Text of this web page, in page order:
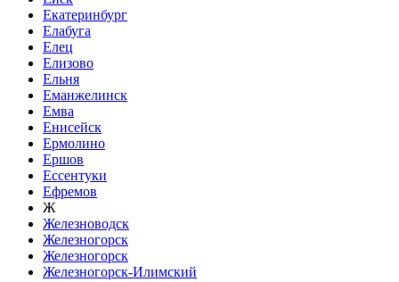
Екатеринбург
Елабуга
Елец
Елизово
Ельня
Еманжелинск
Емва
Енисейск
Ермолино
Ершов
Ессентуки
Ефремов
Ж
Железноводск
Железногорск
Железногорск
Железногорск-Илимский